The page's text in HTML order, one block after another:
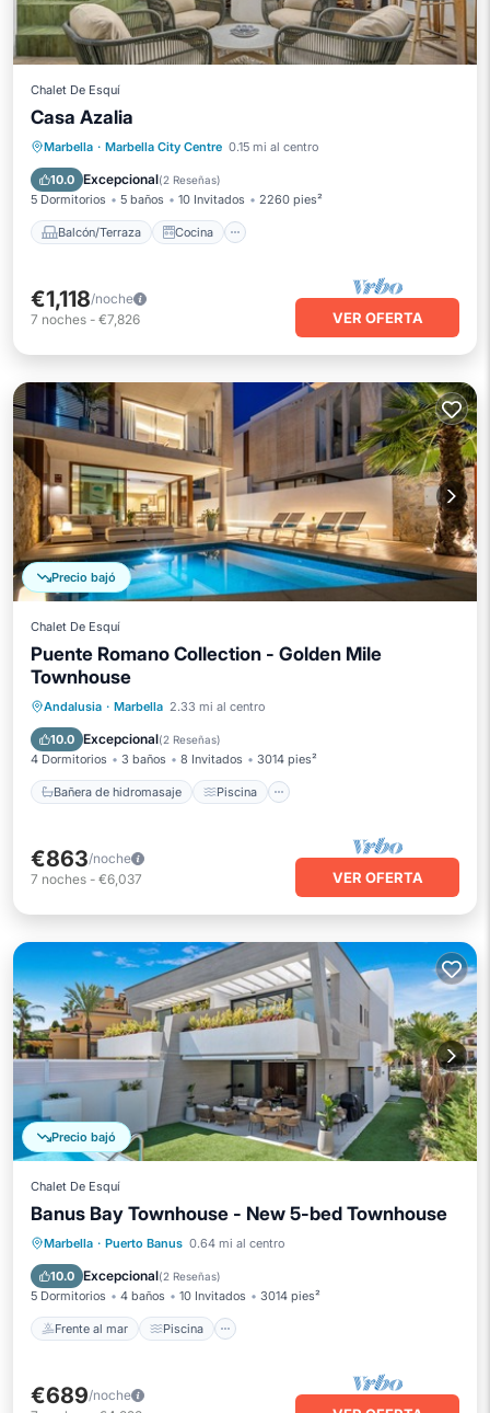
Chalet De Esquí
Casa Azalia
Marbella · Marbella City Centre 0.15 mi al centro
10.0 Excepcional(2 Reseñas)
5 Dormitorios 5 baños 10 Invitados 2260 pies²
Balcón/Terraza Cocina
Balcón/Terraza
Cocina
Aire acondicionado
€1,118/noche
7 noches - €7,826 VER OFERTA
Precio bajó
Chalet De Esquí
Puente Romano Collection - Golden Mile
Townhouse
Andalusia · Marbella 2.33 mi al centro
10.0 Excepcional(2 Reseñas)
4 Dormitorios 3 baños 8 Invitados 3014 pies²
Bañera de hidromasaje Piscina
Bañera de hidromasaje
Balcón/Terraza
€863/noche
7 noches - €6,037 VER OFERTA
Precio bajó
Chalet De Esquí
Banus Bay Townhouse - New 5-bed Townhouse
Marbella · Puerto Banus 0.64 mi al centro
10.0 Excepcional(2 Reseñas)
5 Dormitorios 4 baños 10 Invitados 3014 pies²
Frente al mar Piscina
Frente al mar Piscina
Balcón/Terraza
€689/noche